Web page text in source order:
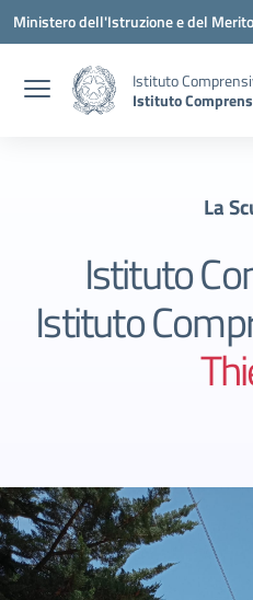
Vai ai contenuti
Vai al menu di navigazione
Vai al footer
Ministero dell'Istruzione e del Merito
Istituto
Istituto
La
Istituto
Istituto